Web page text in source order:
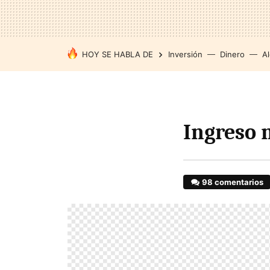
HOY SE HABLA DE Inversión Dinero
Ingreso
98 comentarios